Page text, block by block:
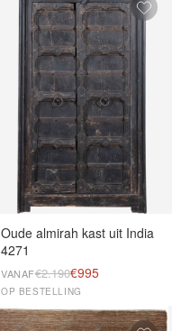
Oude almirah kast uit India
4271
VANAF€2.190€995
OP BESTELLING